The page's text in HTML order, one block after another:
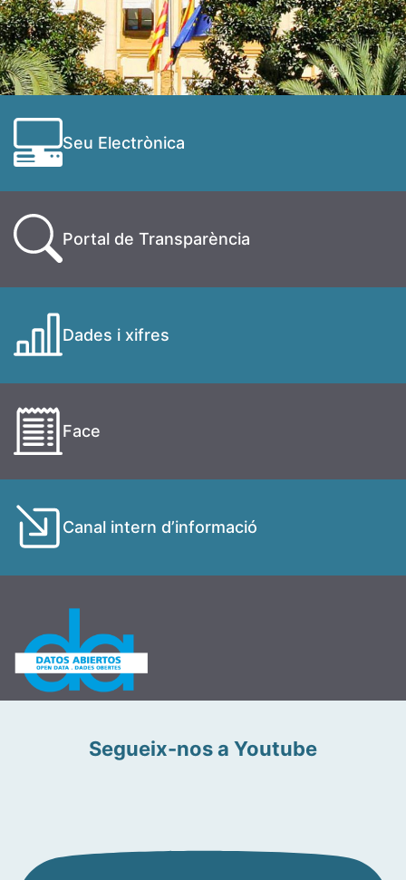
Seu Electrònica
Portal de Transparència
Dades i xifres
Face
Canal intern d’informació
Segueix-nos a Youtube